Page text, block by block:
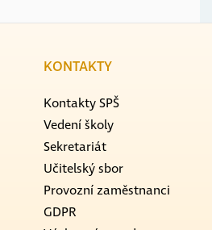
KONTAKTY
Kontakty SPŠ
Vedení školy
Sekretariát
Učitelský sbor
Provozní zaměstnanci
GDPR